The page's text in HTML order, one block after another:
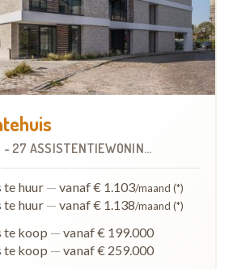
- 27 ASSISTENTIEWONINGEN
te huur — vanaf € 1.103/maand (*)
te huur — vanaf € 1.138/maand (*)
te koop — vanaf € 199.000
te koop — vanaf € 259.000